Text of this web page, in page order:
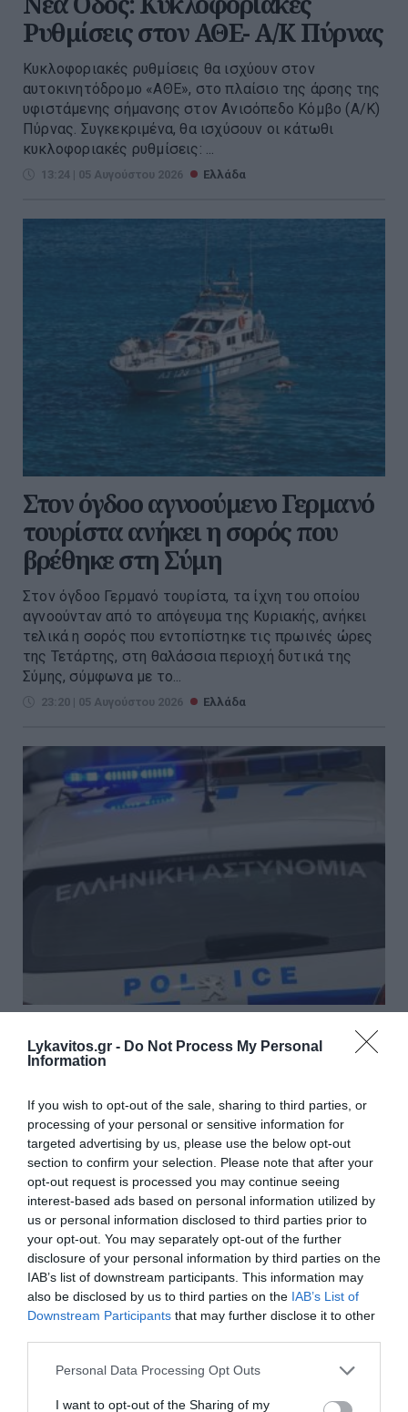
Lykavitos.gr - Do Not Process My Personal
Information
If you wish to opt-out of the sale, sharing to third parties, or
processing of your personal or sensitive information for
targeted advertising by us, please use the below opt-out
section to confirm your selection. Please note that after your
opt-out request is processed you may continue seeing
interest-based ads based on personal information utilized by
us or personal information disclosed to third parties prior to
your opt-out. You may separately opt-out of the further
disclosure of your personal information by third parties on the
IAB’s list of downstream participants. This information may
also be disclosed by us to third parties on the IAB’s List of
Downstream Participants that may further disclose it to other
Please note that this website/app uses one or more Google
not limited to your visit or usage behaviour. You may click to
Personal Data Processing Opt Outs
I want to opt-out of the Sharing of my
Ρυθμίσεις στον ΑΘΕ- Α/Κ Πύρνας
Κυκλοφοριακές ρυθμίσεις θα ισχύουν στον
αυτοκινητόδρομο «ΑΘΕ», στο πλαίσιο της άρσης της
υφιστάμενης σήμανσης στον Ανισόπεδο Κόμβο (Α/Κ)
Πύρνας. Συγκεκριμένα, θα ισχύσουν οι κάτωθι
κυκλοφοριακές ρυθμίσεις: ...
13:24 | 05 Αυγούστου 2026 Ελλάδα
Στον όγδοο αγνοούμενο Γερμανό
τουρίστα ανήκει η σορός που
βρέθηκε στη Σύμη
Στον όγδοο Γερμανό τουρίστα, τα ίχνη του οποίου
αγνοούνταν από το απόγευμα της Κυριακής, ανήκει
τελικά η σορός που εντοπίστηκε τις πρωινές ώρες
της Τετάρτης, στη θαλάσσια περιοχή δυτικά της
Σύμης, σύμφωνα με το...
23:20 | 05 Αυγούστου 2026 Ελλάδα
Βόλος: 26χρονος απείλησε τη
μητέρα του ότι θα τη σφάξει και
αδελφό του
Θύματα των βίαιων εκρήξεων ενός 26χρονου έπεσαν
η μητέρα και ο αδερφός του, τα ξημερώματα της
Τετάρτης στον Βόλο, έπειτα από καβγά που ξέσπασε
με αφορμή το πρωινό που θα έτρωγαν τα δύο
αδέρφια. Η μητέρα κάλ...
20:49 | 05 Αυγούστου 2026 Ελλάδα